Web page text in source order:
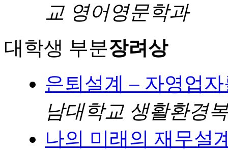
교 영어영문학과
대학생 부분장려상
은퇴설계 – 자영업
남대학교 생활환경
나의 미래의 재무설